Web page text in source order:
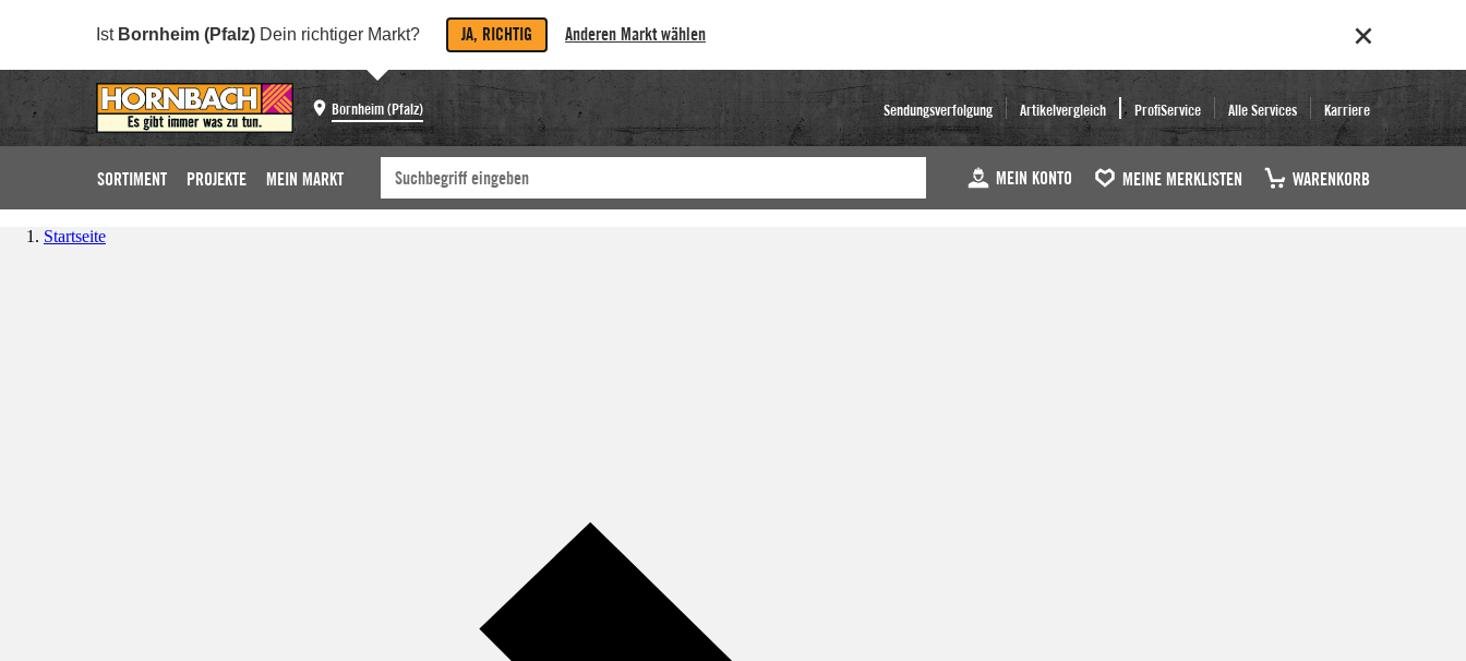
Ist Bornheim (Pfalz) Dein richtiger Markt? JA, RICHTIG Anderen Markt wählen
Bornheim (Pfalz) Sendungsverfolgung Artikelvergleich ProfiService Alle Services Karriere
SORTIMENT PROJEKTE MEIN MARKT MEIN KONTO MEINE MERKLISTEN WARENKORB
Startseite